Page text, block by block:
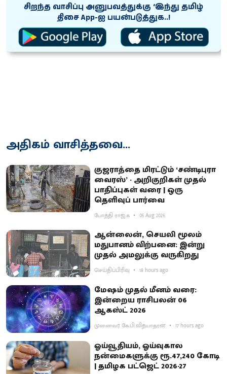
சிறந்த வாசிப்பு அனுபவத்துக்கு ‘இந்து தமிழ்
திசை App-ஐ பயன்படுத்துக..!
அதிகம் வாசித்தவை...
குஜராத்தை மிரட்டும் ‘சண்டிபுரா
வைரஸ்’ - அறிகுறிகள் முதல்
பாதிப்புகள் வரை | ஒரு
தெளிவுப் பார்வை
போத்தி ராஜ்.க 05 Aug 2026
ஆன்லைன், செயலி மூலம்
மதுபானம் விற்பனை: இன்று
முதல் அமலுக்கு வருகிறது
செய்திப்பிரிவு 18 hours ago
மேஷம் முதல் மீனம் வரை:
இன்றைய ராசிபலன் 06
ஆகஸ்ட் 2026
முனைவர் கே.பி.வித்யாதரன் 17 hours ago
ஓய்வூதியம், ஓய்வுகால
நன்மைகளுக்கு ரூ.47,240 கோடி
| தமிழக பட்ஜெட் 2026-27